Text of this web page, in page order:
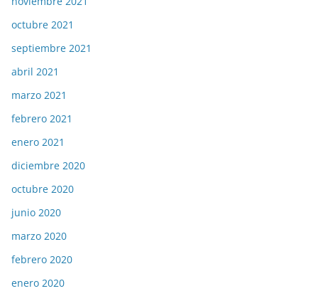
octubre 2021
septiembre 2021
abril 2021
marzo 2021
febrero 2021
enero 2021
diciembre 2020
octubre 2020
junio 2020
marzo 2020
febrero 2020
enero 2020